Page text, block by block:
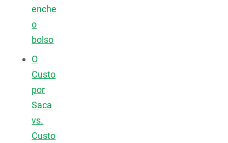
enche
o
bolso
O
Custo
por
Saca
vs.
Custo